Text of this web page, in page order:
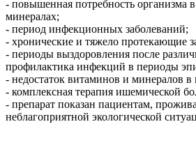
- повышенная потребность организма
минералах;
- период инфекционных заболеваний;
- хронические и тяжело протекающие
- периоды выздоровления после
профилактика инфекций в периоды
- недостаток витаминов и минералов
- комплексная терапия ишемической
- препарат показан пациентам,
неблагоприятной экологической